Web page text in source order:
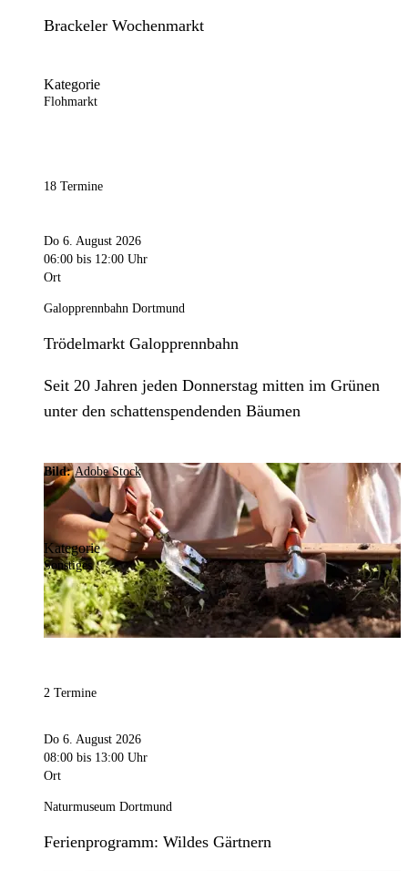
Brackeler Wochenmarkt
Kategorie
Flohmarkt
18 Termine
Do 6. August 2026
06:00 bis 12:00 Uhr
Ort
Galopprennbahn Dortmund
Trödelmarkt Galopprennbahn
Seit 20 Jahren jeden Donnerstag mitten im Grünen
unter den schattenspendenden Bäumen
Bild:Adobe Stock
Kategorie
Sonstiges
2 Termine
Do 6. August 2026
08:00 bis 13:00 Uhr
Ort
Naturmuseum Dortmund
Ferienprogramm: Wildes Gärtnern